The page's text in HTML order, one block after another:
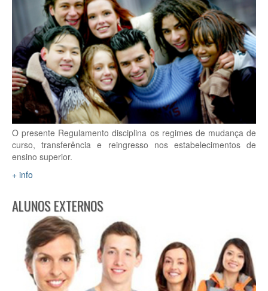
O presente Regulamento disciplina os regimes de mudança de
curso, transferência e reingresso nos estabelecimentos de
ensino superior.
+ info
ALUNOS EXTERNOS